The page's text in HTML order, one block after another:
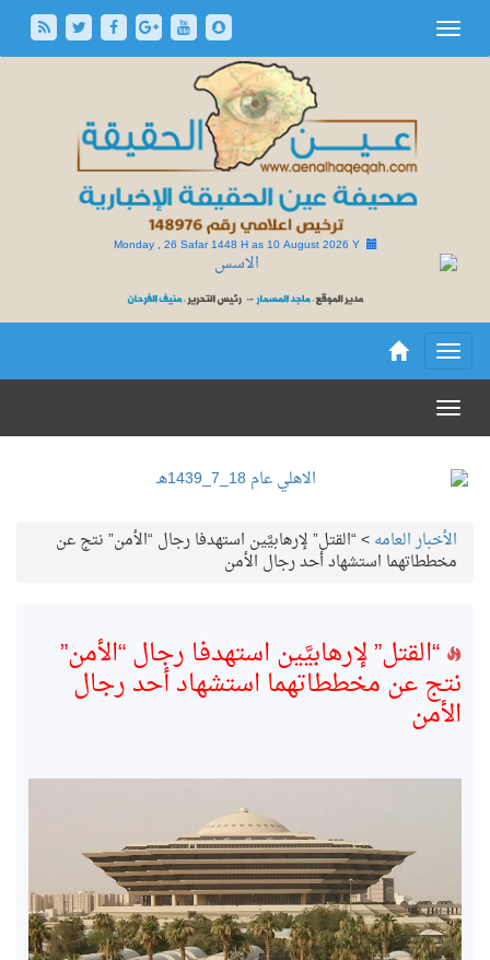
Monday , 26 Safar 1448 H as10 August 2026 Y
الأخبار العامه>“القتل” لإرهابيَّين استهدفا رجال “الأمن” نتج عن
مخططاتهما استشهاد أحد رجال الأمن
“القتل” لإرهابيَّين استهدفا رجال “الأمن”
نتج عن مخططاتهما استشهاد أحد رجال
الأمن